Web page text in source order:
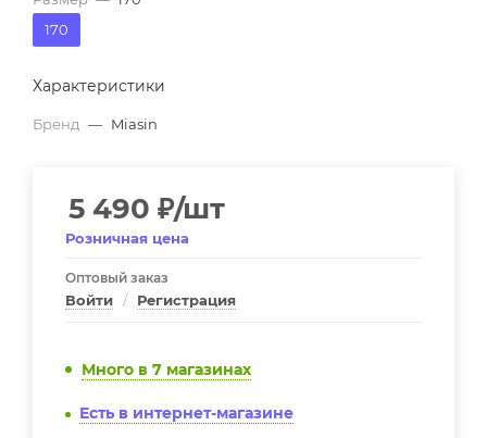
170
Характеристики
Бренд — Miasin
5 490 ₽/шт
Розничная цена
Оптовый заказ
Войти / Регистрация
Много в 7 магазинах
Есть в интернет-магазине